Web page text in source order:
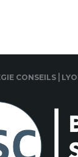
CONSEILS